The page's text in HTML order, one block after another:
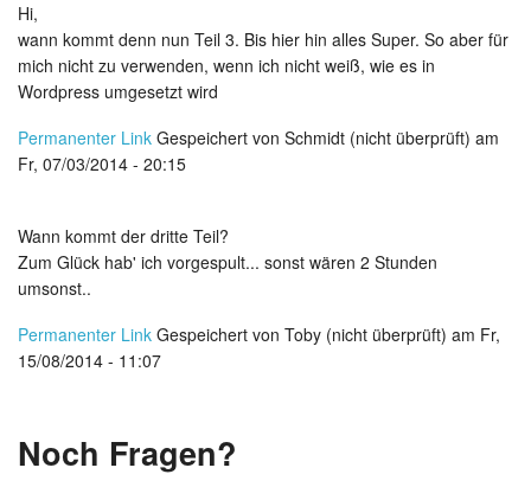
Hi,
wann kommt denn nun Teil 3. Bis hier hin alles Super. So aber für
mich nicht zu verwenden, wenn ich nicht weiß, wie es in
Wordpress umgesetzt wird
Permanenter Link Gespeichert von Schmidt (nicht überprüft) am
Fr, 07/03/2014 - 20:15
Wann kommt der dritte Teil?
Zum Glück hab' ich vorgespult... sonst wären 2 Stunden
umsonst..
Permanenter Link Gespeichert von Toby (nicht überprüft) am Fr,
15/08/2014 - 11:07
Noch Fragen?